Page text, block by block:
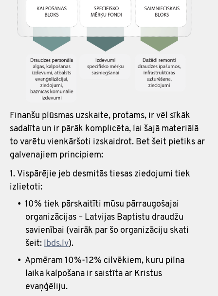
Finanšu plūsmas uzskaite, protams, ir vēl sīkāk
sadalīta un ir pārāk komplicēta, lai šajā materiālā
to varētu vienkāršoti izskaidrot. Bet šeit pietiks ar
galvenajiem principiem:
Vispārējie jeb desmitās tiesas ziedojumi tiek
izlietoti:
10% tiek pārskaitīti mūsu pārraugošajai
organizācijas – Latvijas Baptistu draudžu
savienībai (vairāk par šo organizāciju skati
šeit: lbds.lv).
Apmēram 10%-12% cilvēkiem, kuru pilna
laika kalpošana ir saistīta ar Kristus
evaņģēliju.